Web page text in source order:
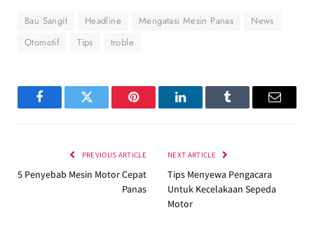
Bau Sangit Headline Mengatasi Mesin Panas
News
Otomotif
Tips troble
FacebookTwitter Pinterest LinkedInTumblr Email
PREVIOUS ARTICLE
5 Penyebab Mesin Motor Cepat
Panas
NEXT ARTICLE
Tips Menyewa Pengacara
Untuk Kecelakaan Sepeda
Motor